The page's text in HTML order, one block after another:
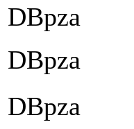
DBpza
DBpza
DBpza